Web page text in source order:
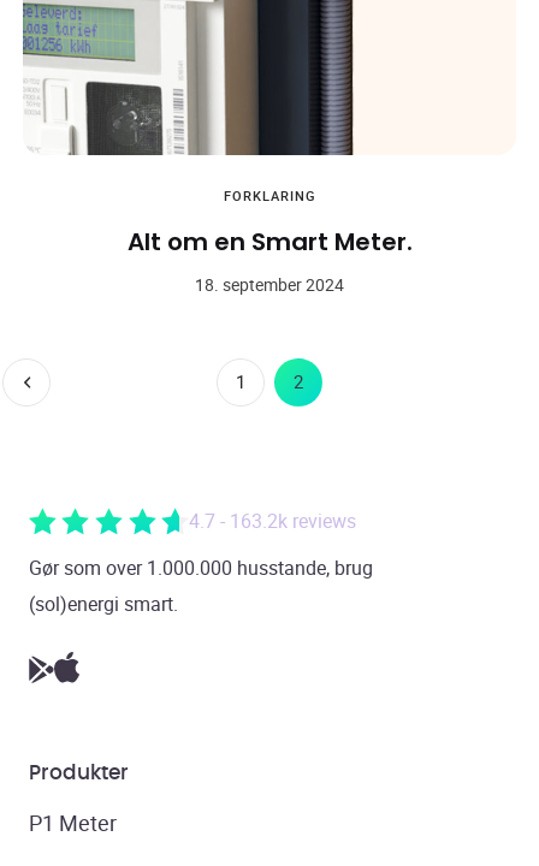
FORKLARING
Alt om en Smart Meter.
18. september 2024
1 2
4.7 - 163.2k reviews
Gør som over 1.000.000 husstande, brug
(sol)energi smart.
Produkter
P1 Meter